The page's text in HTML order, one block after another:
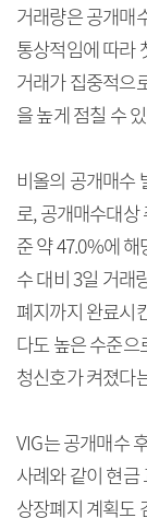
거래량은 공개매
통상적임에 따라
거래가 집중적으
을 높게 점칠 수
비올의 공개매수
로, 공개매수대상
준 약 47.0%에
수 대비 3일 거래
폐지까지 완료시
다도 높은 수준
청신호가 켜졌다
VIG는 공개매수
사례와 같이 현금
상장폐지 계획도